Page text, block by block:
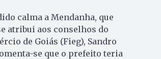
calma a Mendanha, que
atribui aos conselhos do
de Goiás (Fieg), Sandro
se que o prefeito teria